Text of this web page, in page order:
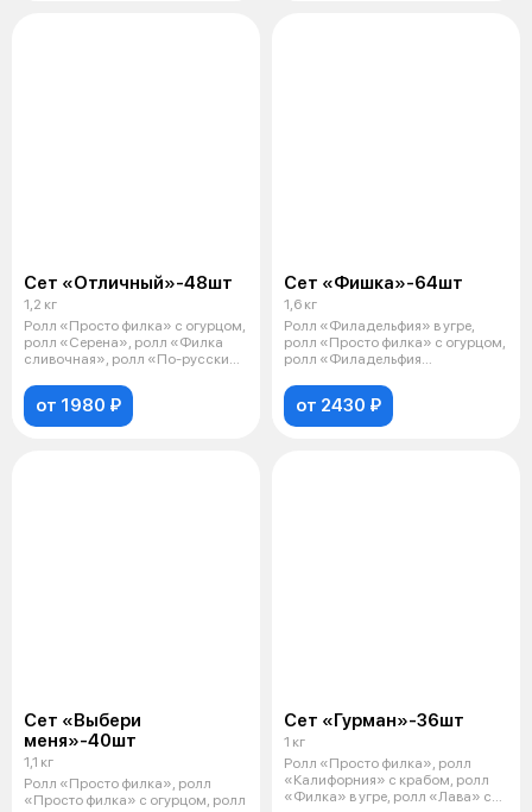
Сет «Отличный»-48шт
1,2 кг
Ролл «Просто филка» с огурцом,
ролл «Серена», ролл «Филка
сливочная», ролл «По-русски»,
от 1980 ₽
Сет «Фишка»-64шт
1,6 кг
Ролл «Филадельфия» в угре,
ролл «Просто филка» с огурцом,
ролл «Филадельфия
от 2430 ₽
Сет «Выбери
меня»-40шт
1,1 кг
Ролл «Просто филка», ролл
«Просто филка» с огурцом, ролл
Сет «Гурман»-36шт
1 кг
Ролл «Просто филка», ролл
«Калифорния» с крабом, ролл
«Филка» в угре, ролл «Лава» с